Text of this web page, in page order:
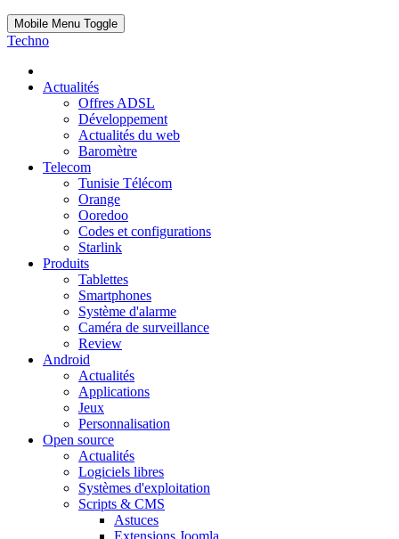
Mobile Menu Toggle
Techno
Actualités
Offres ADSL
Développement
Actualités du web
Baromètre
Telecom
Tunisie Télécom
Orange
Ooredoo
Codes et configurations
Starlink
Produits
Tablettes
Smartphones
Système d'alarme
Caméra de surveillance
Review
Android
Actualités
Applications
Jeux
Personnalisation
Open source
Actualités
Logiciels libres
Systèmes d'exploitation
Scripts & CMS
Astuces
Extensions Joomla